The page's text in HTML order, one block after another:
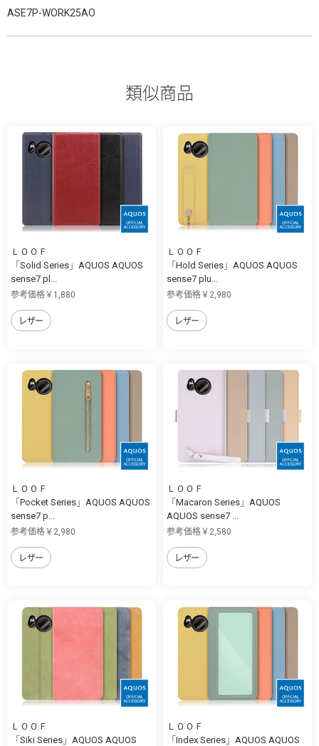
ASE7P-WORK25AO
類似商品
ＬＯＯＦ
「Solid Series」AQUOS AQUOS
sense7 pl...
参考価格￥1,880
レザー
ＬＯＯＦ
「Hold Series」AQUOS AQUOS
sense7 plu...
参考価格￥2,980
レザー
ＬＯＯＦ
「Pocket Series」AQUOS AQUOS
sense7 p...
参考価格￥2,980
レザー
ＬＯＯＦ
「Macaron Series」AQUOS
AQUOS sense7 ...
参考価格￥2,580
レザー
ＬＯＯＦ
「Siki Series」AQUOS AQUOS
ＬＯＯＦ
「Index Series」AQUOS AQUOS